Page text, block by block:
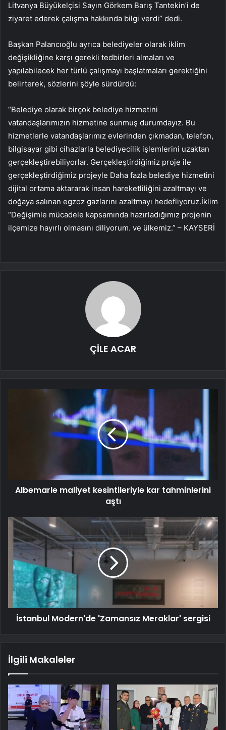
Litvanya Büyükelçisi Sayın Görkem Barış Tantekin’i de
ziyaret ederek çalışma hakkında bilgi verdi” dedi.
Başkan Palancıoğlu ayrıca belediyeler olarak iklim
değişikliğine karşı gerekli tedbirleri almaları ve
yapılabilecek her türlü çalışmayı başlatmaları gerektiğini
belirterek, sözlerini şöyle sürdürdü:
“Belediye olarak birçok belediye hizmetini
vatandaşlarımızın hizmetine sunmuş durumdayız. Bu
hizmetlerle vatandaşlarımız evlerinden çıkmadan, telefon,
bilgisayar gibi cihazlarla belediyecilik işlemlerini uzaktan
gerçekleştirebiliyorlar. Gerçekleştirdiğimiz proje ile
gerçekleştirdiğimiz projeyle Daha fazla belediye hizmetini
dijital ortama aktararak insan hareketliliğini azaltmayı ve
doğaya salınan egzoz gazlarını azaltmayı hedefliyoruz.İklim
“Değişimle mücadele kapsamında hazırladığımız projenin
ilçemize hayırlı olmasını diliyorum. ve ülkemiz.” – KAYSERİ
ÇİLE ACAR
Albemarle maliyet kesintileriyle kar tahminlerini
aştı
İstanbul Modern'de 'Zamansız Meraklar' sergisi
İlgili Makaleler